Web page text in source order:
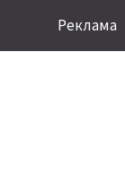
Реклама